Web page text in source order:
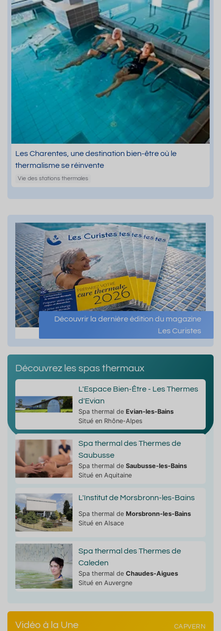
Les Charentes, une destination bien-être où le
thermalisme se réinvente
Vie des stations thermales
Découvrir la dernière édition du magazine
Les Curistes
Découvrez les spas thermaux
L'Espace Bien-Être - Les Thermes
d'Evian
Spa thermal de Evian-les-Bains
Situé en Rhône-Alpes
Spa thermal des Thermes de
Saubusse
Spa thermal de Saubusse-les-Bains
Situé en Aquitaine
L'Institut de Morsbronn-les-Bains
Spa thermal de Morsbronn-les-Bains
Situé en Alsace
Spa thermal des Thermes de
Caleden
Spa thermal de Chaudes-Aigues
Situé en Auvergne
Vidéo à la Une CAPVERN